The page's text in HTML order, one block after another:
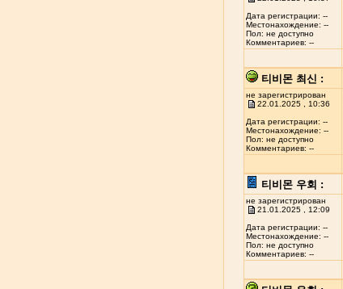
Дата регистрации: --
Местонахождение: --
Пол: не доступно
Комментариев: --
티비몬 최신 :
не зарегистрирован
22.01.2025 , 10:36
Дата регистрации: --
Местонахождение: --
Пол: не доступно
Комментариев: --
티비몬 우회 :
не зарегистрирован
21.01.2025 , 12:09
Дата регистрации: --
Местонахождение: --
Пол: не доступно
Комментариев: --